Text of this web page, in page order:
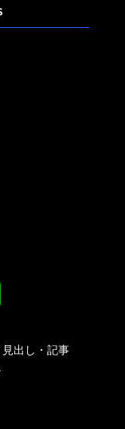
出し・記事